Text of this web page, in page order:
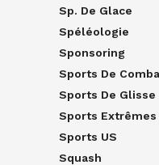
Sp. De Glace
Spéléologie
Sponsoring
Sports De
Sports De Glisse
Sports Extrêmes
Sports US
Squash